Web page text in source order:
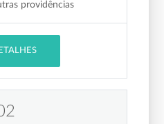
providências